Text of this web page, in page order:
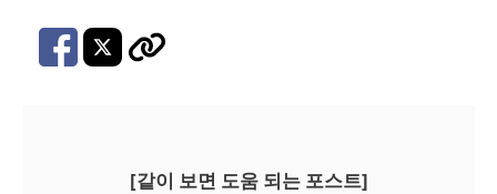
[같이 보면 도움 되는 포스트]